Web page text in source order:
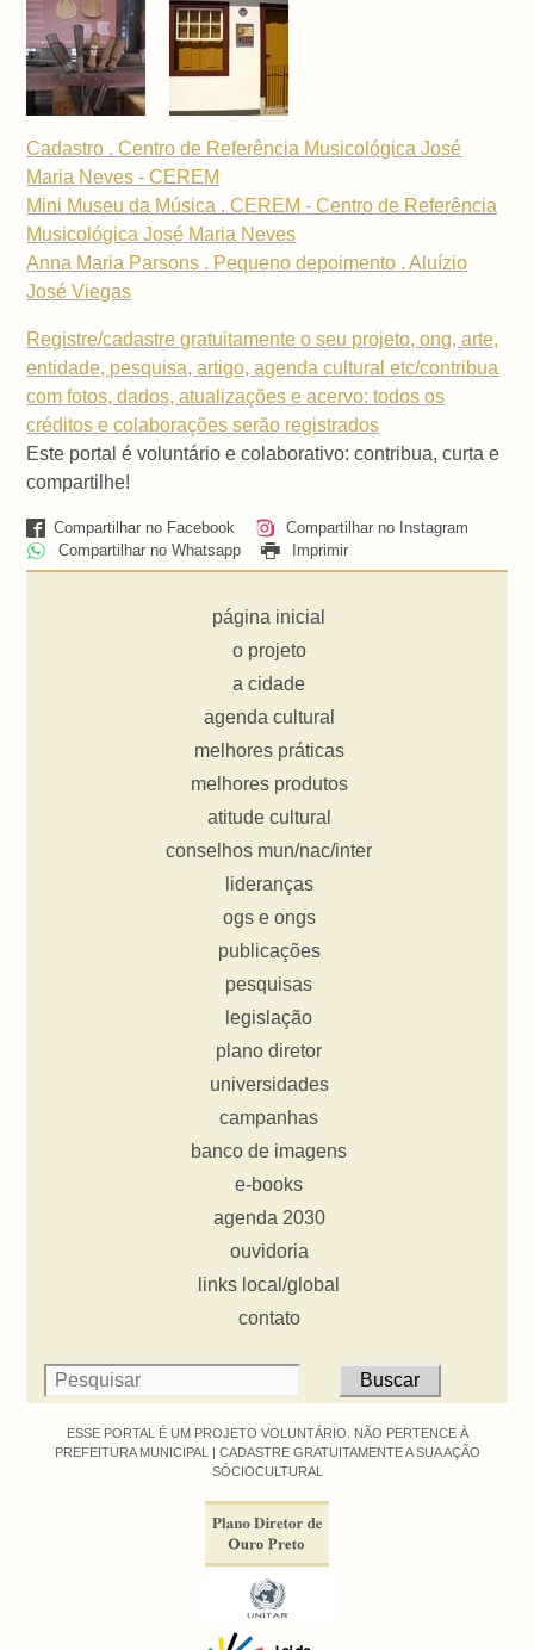
Cadastro . Centro de Referência Musicológica José
Maria Neves - CEREM
Mini Museu da Música . CEREM - Centro de Referência
Musicológica José Maria Neves
Anna Maria Parsons . Pequeno depoimento . Aluízio
José Viegas
Registre/cadastre gratuitamente o seu projeto, ong, arte,
entidade, pesquisa, artigo, agenda cultural etc/contribua
com fotos, dados, atualizações e acervo: todos os
créditos e colaborações serão registrados
Este portal é voluntário e colaborativo: contribua, curta e
compartilhe!
Compartilhar no Facebook
Compartilhar no Instagram
Compartilhar no Whatsapp
Imprimir
página inicial
o projeto
a cidade
agenda cultural
melhores práticas
melhores produtos
atitude cultural
conselhos mun/nac/inter
lideranças
ogs e ongs
publicações
pesquisas
legislação
plano diretor
universidades
campanhas
banco de imagens
e-books
agenda 2030
ouvidoria
links local/global
contato
ESSE PORTAL É UM PROJETO VOLUNTÁRIO. NÃO PERTENCE À
PREFEITURA MUNICIPAL | CADASTRE GRATUITAMENTE A SUA AÇÃO
SÓCIOCULTURAL